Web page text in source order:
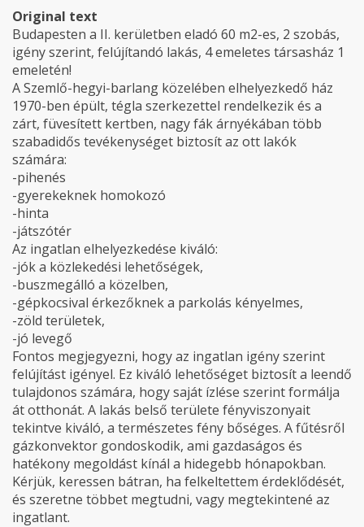
Original text
Budapesten a II. kerületben eladó 60 m2-es, 2 szobás,
igény szerint, felújítandó lakás, 4 emeletes társasház 1
emeletén!
A Szemlő-hegyi-barlang közelében elhelyezkedő ház
1970-ben épült, tégla szerkezettel rendelkezik és a
zárt, füvesített kertben, nagy fák árnyékában több
szabadidős tevékenységet biztosít az ott lakók
számára:
-pihenés
-gyerekeknek homokozó
-hinta
-játszótér
Az ingatlan elhelyezkedése kiváló:
-jók a közlekedési lehetőségek,
-buszmegálló a közelben,
-gépkocsival érkezőknek a parkolás kényelmes,
-zöld területek,
-jó levegő
Fontos megjegyezni, hogy az ingatlan igény szerint
felújítást igényel. Ez kiváló lehetőséget biztosít a leendő
tulajdonos számára, hogy saját ízlése szerint formálja
át otthonát. A lakás belső területe fényviszonyait
tekintve kiváló, a természetes fény bőséges. A fűtésről
gázkonvektor gondoskodik, ami gazdaságos és
hatékony megoldást kínál a hidegebb hónapokban.
Kérjük, keressen bátran, ha felkeltettem érdeklődését,
és szeretne többet megtudni, vagy megtekintené az
ingatlant.